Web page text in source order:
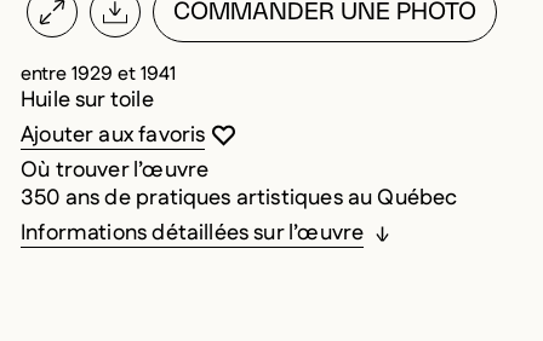
COMMANDER UNE PHOTO
entre 1929 et 1941
Huile sur toile
Vous devez être connecté pour ajouter
Fermer la modale
Ouvrir la modale
Ajouter aux favoris
Où trouver l’œuvre
350 ans de pratiques artistiques au Québec
Informations détaillées sur l’œuvre